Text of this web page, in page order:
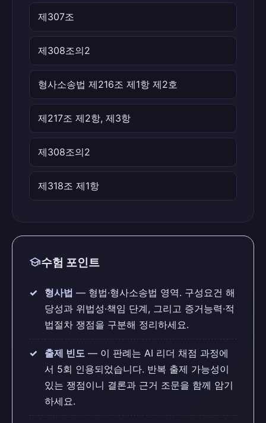
제307조
제308조의2
형사소송법 제216조 제1항 제2호
제217조 제2항, 제3항
제308조의2
제318조 제1항
school수험 포인트
형사법 — 형법·형사소송법 영역. 구성요건 해
당성과 위법성·책임 단계, 그리고 증거능력·적
법절차 쟁점을 구분해 정리하세요.
출제 빈도 — 이 판례는 AI 리더 채점 과정에
서 5회 인용되었습니다. 반복 출제 가능성이
있는 쟁점이니 결론과 근거 조문을 함께 암기
하세요.